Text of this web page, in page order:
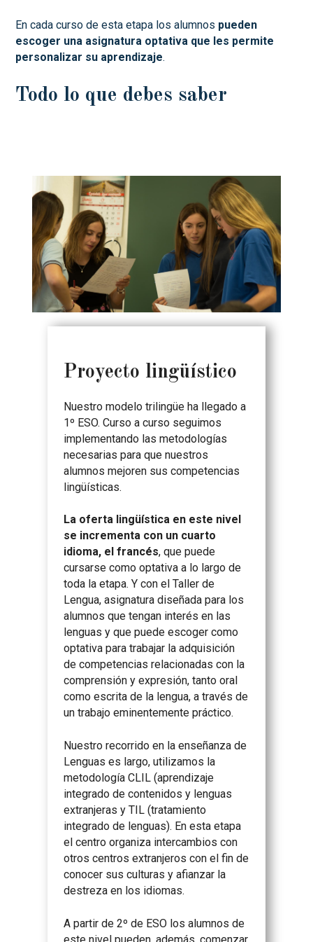
En cada curso de esta etapa los alumnos pueden
escoger una asignatura optativa que les permite
personalizar su aprendizaje.
Todo lo que debes saber
Proyecto lingüístico
Nuestro modelo trilingüe ha llegado a
1º ESO. Curso a curso seguimos
implementando las metodologías
necesarias para que nuestros
alumnos mejoren sus competencias
lingüísticas.
La oferta lingüística en este nivel
se incrementa con un cuarto
idioma, el francés, que puede
cursarse como optativa a lo largo de
toda la etapa. Y con el Taller de
Lengua, asignatura diseñada para los
alumnos que tengan interés en las
lenguas y que puede escoger como
optativa para trabajar la adquisición
de competencias relacionadas con la
comprensión y expresión, tanto oral
como escrita de la lengua, a través de
un trabajo eminentemente práctico.
Nuestro recorrido en la enseñanza de
Lenguas es largo, utilizamos la
metodología CLIL (aprendizaje
integrado de contenidos y lenguas
extranjeras y TIL (tratamiento
integrado de lenguas). En esta etapa
el centro organiza intercambios con
otros centros extranjeros con el fin de
conocer sus culturas y afianzar la
destreza en los idiomas.
A partir de 2º de ESO los alumnos de